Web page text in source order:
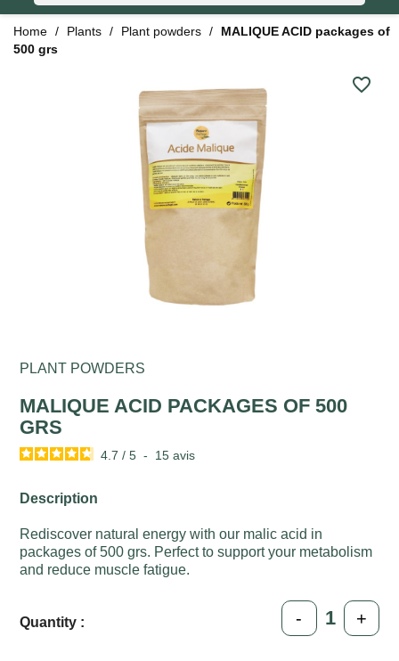
Home Plants Plant powders
MALIQUE ACID packages of
500 grs
favorite_border
PLANT POWDERS
MALIQUE ACID PACKAGES OF 500
GRS
4.7 / 5 - 15avis
Description
Rediscover natural energy with our malic acid in
packages of 500 grs. Perfect to support your metabolism
and reduce muscle fatigue.
Quantity : - +